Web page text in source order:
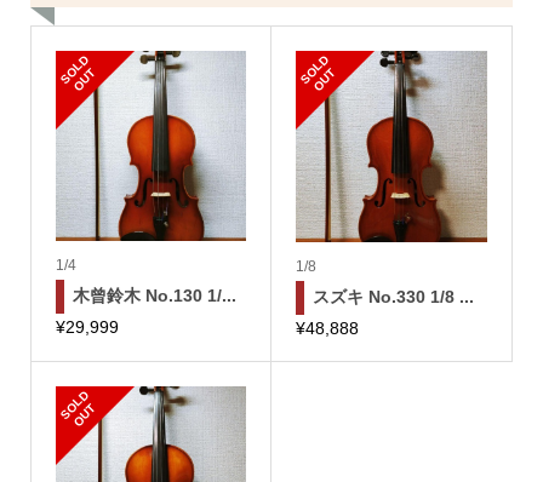
S
O
L
D
O
U
T
1/4
木曾鈴木 No.130 1/...
¥29,999
S
O
L
D
O
U
T
1/8
スズキ No.330 1/8 ...
¥48,888
S
O
L
D
O
U
T